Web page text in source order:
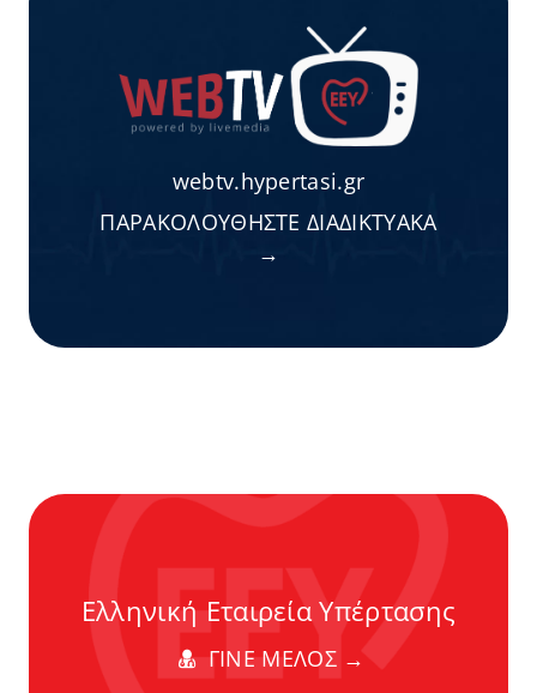
webtv.hypertasi.gr
ΠΑΡΑΚΟΛΟΥΘΗΣΤΕ ΔΙΑΔΙΚΤΥΑΚΑ
→
Ελληνική Εταιρεία Υπέρτασης
ΓΙΝΕ ΜΕΛΟΣ →